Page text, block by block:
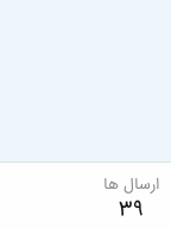
ارسال ها
39